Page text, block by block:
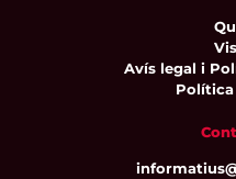
Avís legal i
Política